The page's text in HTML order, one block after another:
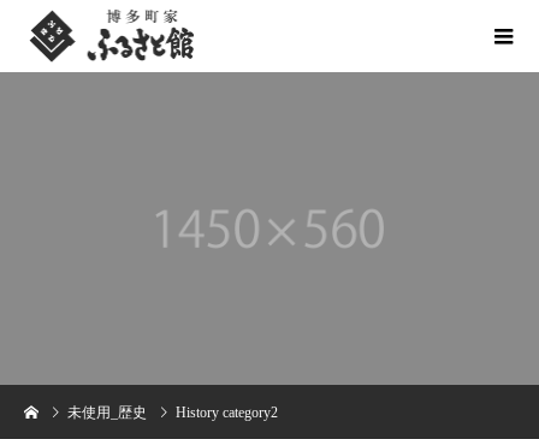
未使用_歴史 History category2